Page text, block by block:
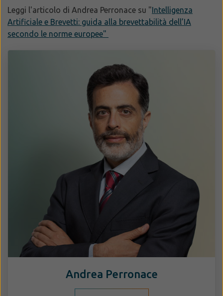
Leggi l'articolo di Andrea Perronace su "Intelligenza
Artificiale e Brevetti: guida alla brevettabilità dell’IA
secondo le norme europee"
Andrea Perronace